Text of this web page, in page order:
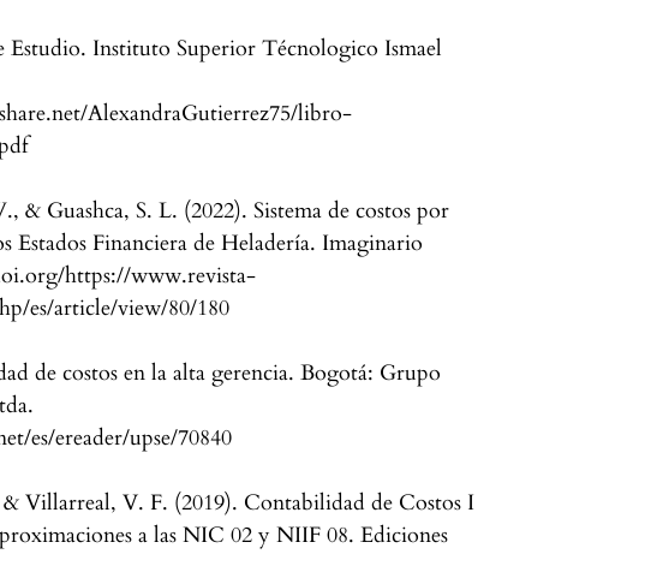
Estudio. Instituto Superior Técnologico Ismael
AlexandraGutierrez75/libro-
Guashca, S. L. (2022). Sistema de costos por
Estados Financiera de Heladería. Imaginario
https://www.revista-
es/article/view/80/180
de costos en la alta gerencia. Bogotá: Grupo
es/ereader/upse/70840
Villarreal, V. F. (2019). Contabilidad de Costos I
a las NIC 02 y NIIF 08. Ediciones